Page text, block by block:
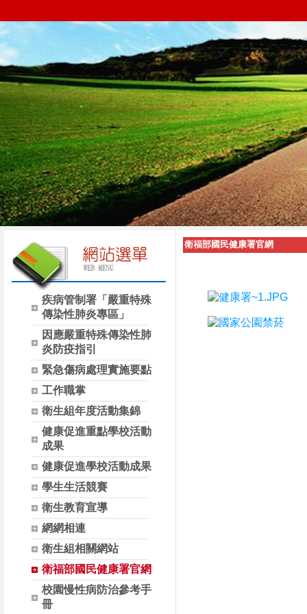
疾病管制署「嚴重特殊
傳染性肺炎專區」
因應嚴重特殊傳染性肺
炎防疫指引
緊急傷病處理實施要點
工作職掌
衛生組年度活動集錦
健康促進重點學校活動
成果
健康促進學校活動成果
學生生活競賽
衛生教育宣導
網網相連
衛生組相關網站
衛福部國民健康署官網
校園慢性病防治參考手
冊
衛福部國民健康署官網